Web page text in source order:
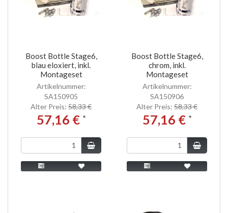
Boost Bottle Stage6,
blau eloxiert, inkl.
Montageset
Artikelnummer:
SA150905
Alter Preis: 58,33 €
57,16 € *
Boost Bottle Stage6,
chrom, inkl.
Montageset
Artikelnummer:
SA150906
Alter Preis: 58,33 €
57,16 € *